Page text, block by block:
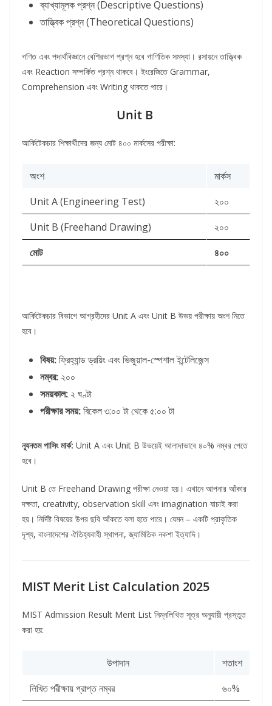
ব্যাখ্যামূলক প্রশ্ন (Descriptive Questions)
তাত্ত্বিক প্রশ্ন (Theoretical Questions)
গণিত এবং পদার্থবিজ্ঞানে বেশিরভাগ প্রশ্ন হবে গাণিতিক সমস্যা। রসায়নে তাত্ত্বিক
এবং Reaction সম্পর্কিত প্রশ্ন থাকবে। ইংরেজিতে Grammar,
Comprehension এবং Writing থাকতে পারে।
Unit B
আর্কিটেকচার শিক্ষার্থীদের জন্য মোট ৪০০ মার্কসের পরীক্ষা:
অংশ
মার্কস
Unit A (Engineering Test)
২০০
Unit B (Freehand Drawing)
২০০
মোট
৪০০
আর্কিটেকচার বিভাগে আগ্রহীদের Unit A এবং Unit B উভয় পরীক্ষায় অংশ নিতে
হবে।
বিষয়:ফ্রিহ্যান্ড ড্রয়িং এবং ভিজুয়াল-স্পেশাল ইন্টেলিজেন্স
নম্বর: ২০০
সময়কাল: ২ ঘণ্টা
পরীক্ষার সময়:বিকেল ৩:০০ টা থেকে ৫:০০ টা
ন্যূনতম পাসিং মার্ক: Unit A এবং Unit B উভয়েই আলাদাভাবে ৪০% নম্বর পেতে
হবে।
Unit B তে Freehand Drawing পরীক্ষা নেওয়া হয়। এখানে আপনার আঁকার
দক্ষতা, creativity, observation skill এবং imagination যাচাই করা
হয়। নির্দিষ্ট বিষয়ের উপর ছবি আঁকতে বলা হতে পারে। যেমন – একটি প্রাকৃতিক
দৃশ্য, বাংলাদেশের ঐতিহ্যবাহী স্থাপনা, জ্যামিতিক নকশা ইত্যাদি।
MIST Merit List Calculation 2025
MIST Admission Result Merit List নিম্নলিখিত সূত্র অনুযায়ী প্রস্তুত
করা হয়:
উপাদান
শতাংশ
লিখিত পরীক্ষায় প্রাপ্ত নম্বর
৬০%